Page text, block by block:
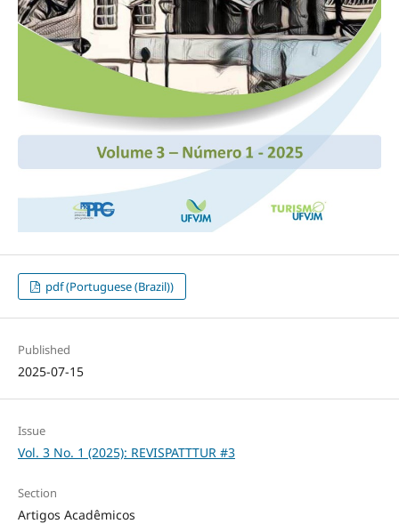
pdf (Portuguese (Brazil))
Published
2025-07-15
Issue
Vol. 3 No. 1 (2025): REVISPATTTUR #3
Section
Artigos Acadêmicos